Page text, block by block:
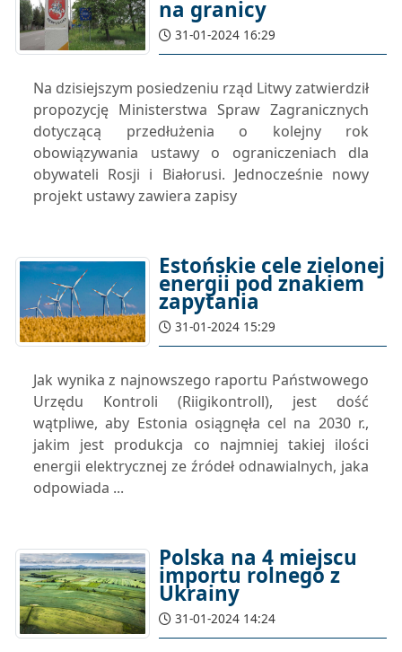
na granicy
31-01-2024 16:29
Na dzisiejszym posiedzeniu rząd Litwy zatwierdził
propozycję Ministerstwa Spraw Zagranicznych
dotyczącą przedłużenia o kolejny rok
obowiązywania ustawy o ograniczeniach dla
obywateli Rosji i Białorusi. Jednocześnie nowy
projekt ustawy zawiera zapisy
Estońskie cele zielonej
energii pod znakiem
zapytania
31-01-2024 15:29
Jak wynika z najnowszego raportu Państwowego
Urzędu Kontroli (Riigikontroll), jest dość
wątpliwe, aby Estonia osiągnęła cel na 2030 r.,
jakim jest produkcja co najmniej takiej ilości
energii elektrycznej ze źródeł odnawialnych, jaka
odpowiada ...
Polska na 4 miejscu
importu rolnego z
Ukrainy
31-01-2024 14:24